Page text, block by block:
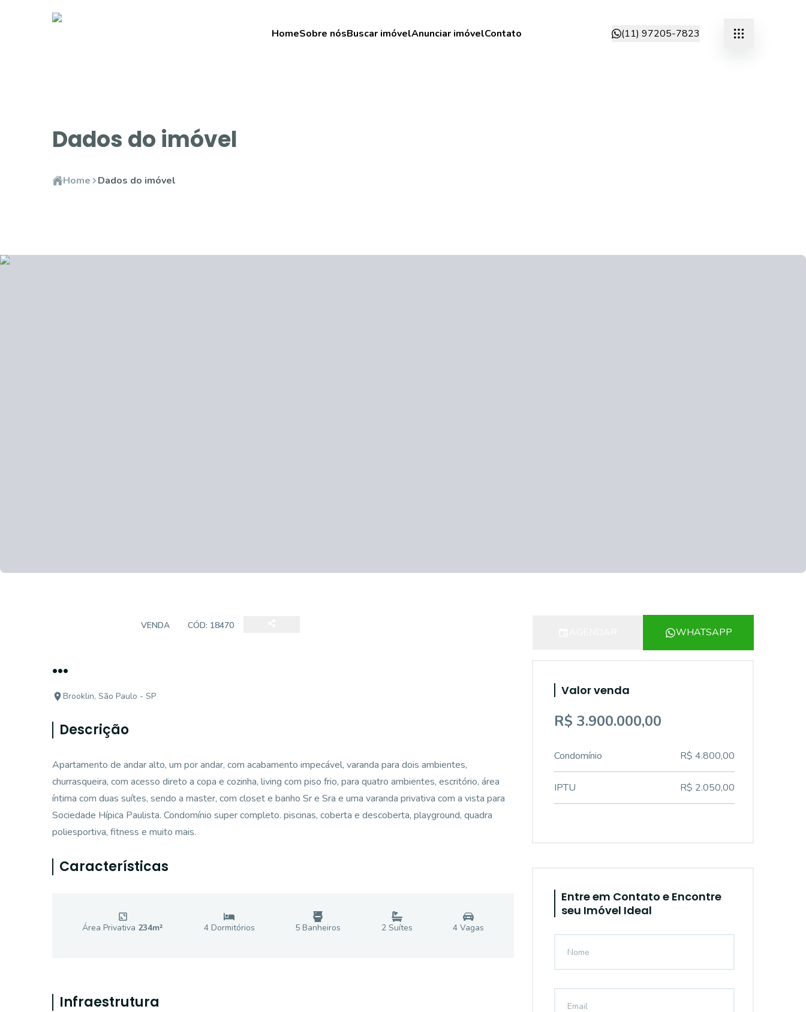
HomeSobre nósBuscar imóvelAnunciar imóvelContato (11) 97205-7823
Dados do imóvel
Home Dados do imóvel
VENDA CÓD: 18470
...
Brooklin, São Paulo - SP
Descrição
Apartamento de andar alto, um por andar, com acabamento impecável, varanda para dois ambientes,
churrasqueira, com acesso direto a copa e cozinha, living com piso frio, para quatro ambientes, escritório, área
íntima com duas suítes, sendo a master, com closet e banho Sr e Sra e uma varanda privativa com a vista para
Sociedade Hípica Paulista. Condomínio super completo. piscinas, coberta e descoberta, playground, quadra
poliesportiva, fitness e muito mais.
Características
Área Privativa 234m² 4Dormitórios 5 Banheiros 2Suítes 4 Vagas
Infraestrutura
WHATSAPP
Valor venda
R$ 3.900.000,00
Condomínio R$ 4.800,00
IPTU R$ 2.050,00
Entre em Contato e Encontre
seu Imóvel Ideal